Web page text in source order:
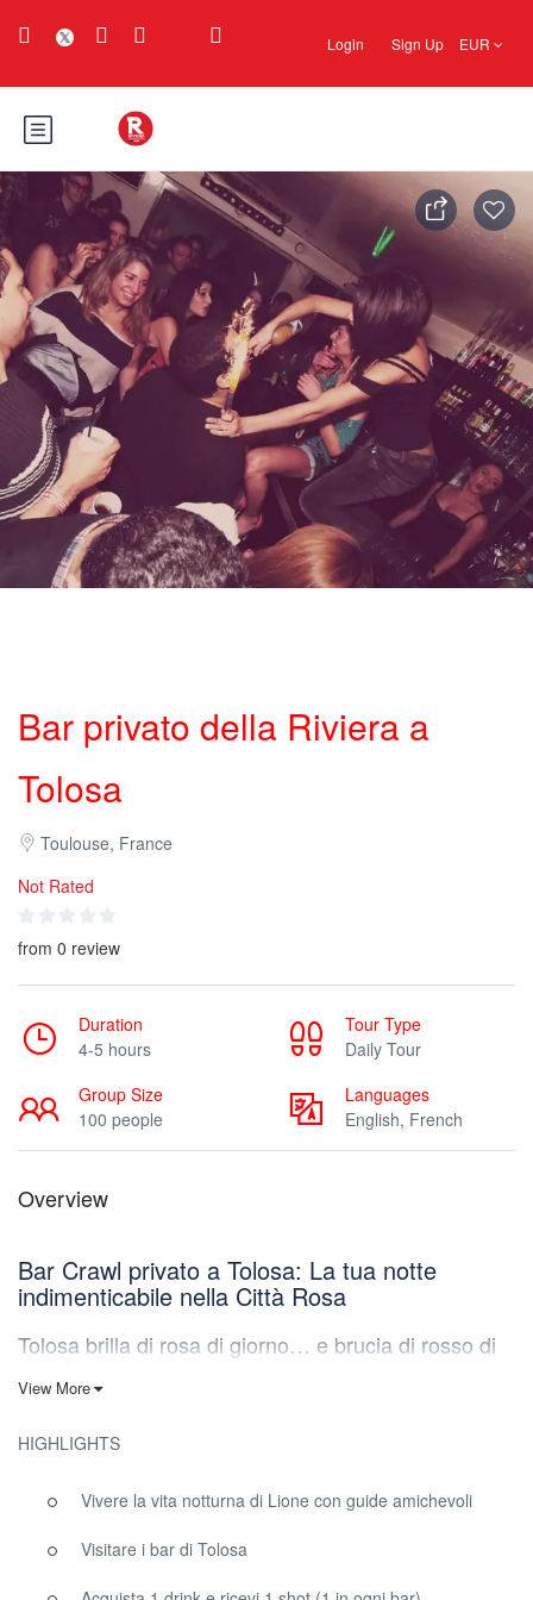
Login Sign Up EUR
Bar privato della Riviera a
Tolosa
Toulouse, France
Not Rated
from 0 review
Duration
4-5 hours
Tour Type
Daily Tour
Group Size
100 people
Languages
English, French
Overview
Bar Crawl privato a Tolosa: La tua notte
indimenticabile nella Città Rosa
Tolosa brilla di rosa di giorno… e brucia di rosso di
avviene dopo il tramonto. Con una delle popolazioni studentesche
elettrizzante che rivaleggia con qualsiasi città europea. Sei pronto
locali della città!
Un’esperienza personalizzata al 100%
View More
HIGHLIGHTS
Vivere la vita notturna di Lione con guide amichevoli
Visitare i bar di Tolosa